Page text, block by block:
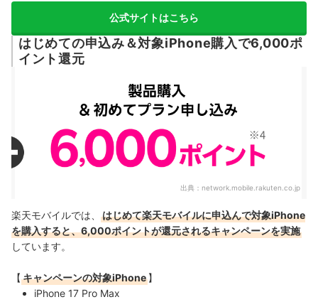
公式サイトはこちら
はじめての申込み＆対象iPhone購入で6,000ポ
イント還元
出典： network.mobile.rakuten.co.jp
楽天モバイルでは、
はじめて楽天モバイルに申込んで対象iPhone
を購入すると、6,000ポイントが還元されるキャンペーンを実施
しています。
【 キャンペーンの対象iPhone 】
iPhone 17 Pro Max